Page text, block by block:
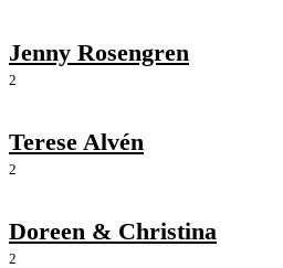
Jenny Rosengren
2
Terese Alvén
2
Doreen & Christina
2